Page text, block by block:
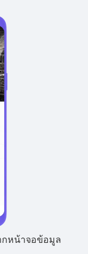
กหน้าจอข้อมูล